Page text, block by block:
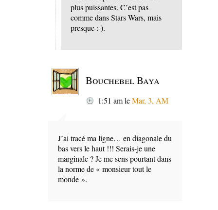
plus puissantes. C’est pas
comme dans Stars Wars, mais
presque :-).
Bouchebel Baya
1:51 amleMar, 3, AM
J’ai tracé ma ligne… en diagonale du
bas vers le haut !!! Serais-je une
marginale ? Je me sens pourtant dans
la norme de « monsieur tout le
monde ».